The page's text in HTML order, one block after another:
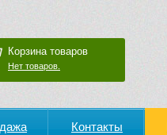
Корзина товаров
Нет товаров.
Контакты